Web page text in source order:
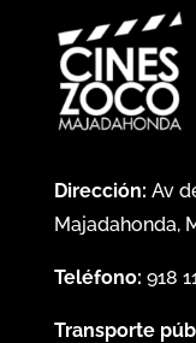
Dirección: Av
Majadahonda,
Teléfono: 918
Transporte